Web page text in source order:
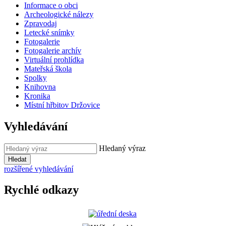
Informace o obci
Archeologické nálezy
Zpravodaj
Letecké snímky
Fotogalerie
Fotogalerie archív
Virtuální prohlídka
Mateřská škola
Spolky
Knihovna
Kronika
Místní hřbitov Držovice
Vyhledávání
Hledaný výraz
Hledat
rozšířené vyhledávání
Rychlé odkazy